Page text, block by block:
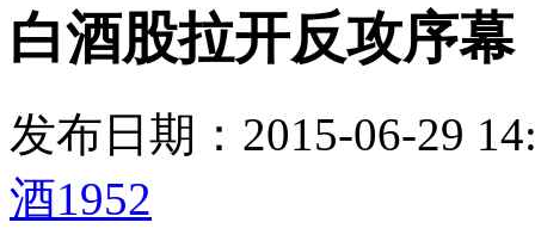
白酒股拉开反攻序
发布日期：2015-06-29
酒1952